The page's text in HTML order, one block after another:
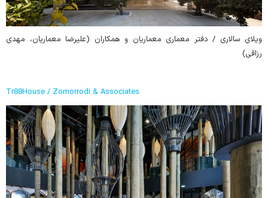
ویلای سالاری / دفتر معماری معماریان و همکاران (علیرضا معماریان، مهدی
رزاقی)
Tr88House / Zomorrodi & Associates